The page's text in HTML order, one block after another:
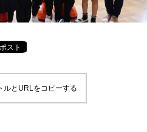
ルとURLをコピーする